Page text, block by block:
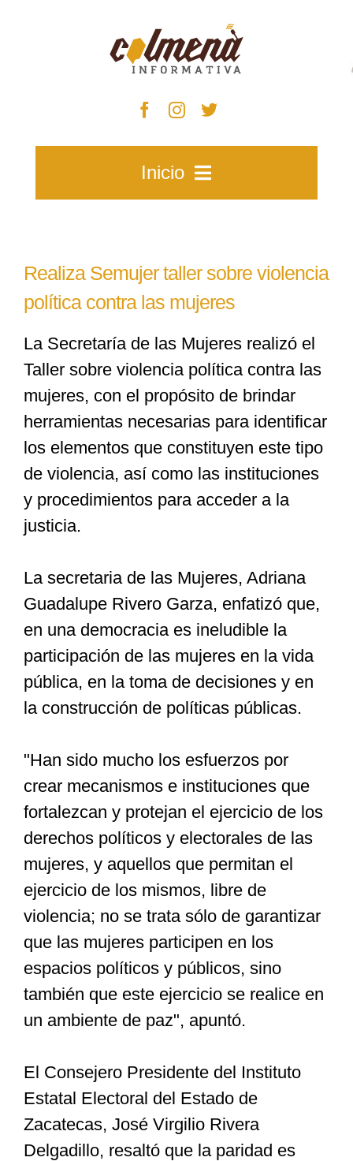
Inicio
Zacatecas
Municipios
Especiales
Nacional
Opinión
Nosotros
Realiza Semujer taller sobre violencia
política contra las mujeres
La Secretaría de las Mujeres realizó el
Taller sobre violencia política contra las
mujeres, con el propósito de brindar
herramientas necesarias para identificar
los elementos que constituyen este tipo
de violencia, así como las instituciones
y procedimientos para acceder a la
justicia.
La secretaria de las Mujeres, Adriana
Guadalupe Rivero Garza, enfatizó que,
en una democracia es ineludible la
participación de las mujeres en la vida
pública, en la toma de decisiones y en
la construcción de políticas públicas.
"Han sido mucho los esfuerzos por
crear mecanismos e instituciones que
fortalezcan y protejan el ejercicio de los
derechos políticos y electorales de las
mujeres, y aquellos que permitan el
ejercicio de los mismos, libre de
violencia; no se trata sólo de garantizar
que las mujeres participen en los
espacios políticos y públicos, sino
también que este ejercicio se realice en
un ambiente de paz", apuntó.
El Consejero Presidente del Instituto
Estatal Electoral del Estado de
Zacatecas, José Virgilio Rivera
Delgadillo, resaltó que la paridad es